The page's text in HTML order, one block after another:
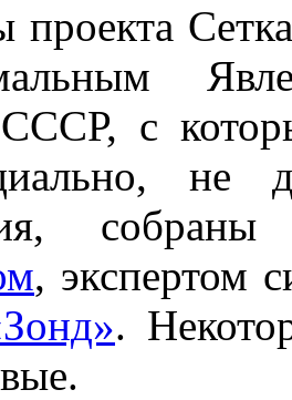
проекта
с
не
, экспертом
.